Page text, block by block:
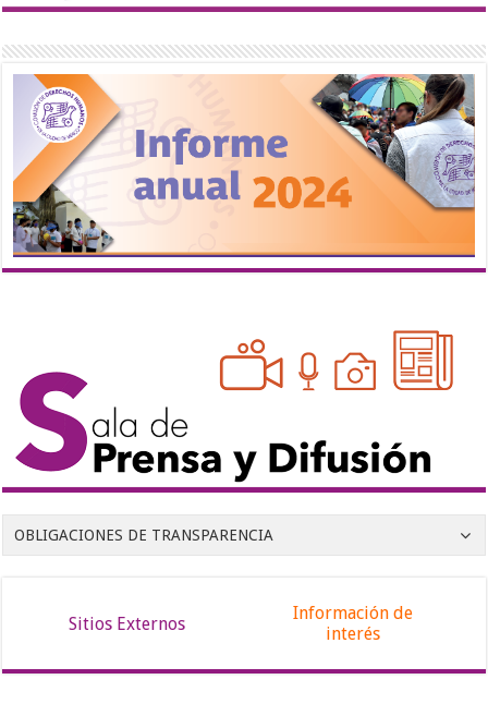
OBLIGACIONES DE TRANSPARENCIA
Sitios Externos
Información de
interés